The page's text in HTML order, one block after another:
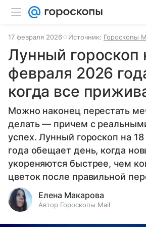
17 февраля 2026 Источник: Гороскопы
Лунный гороскоп
февраля 2026
когда все
Можно наконец перестать
делать — причем с
успех. Лунный гороскоп на
года обещает день, когда
укореняются быстрее, чем
цветок после правильной
Елена Макарова
Автор Гороскопы Mail